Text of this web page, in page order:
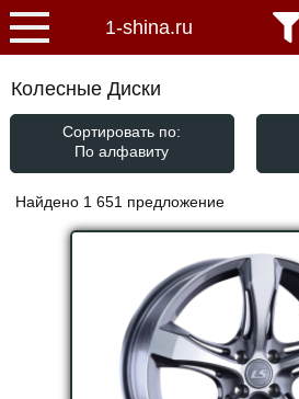
Колесные Диски
Сортировать по:
Найдено 1 651 предложение